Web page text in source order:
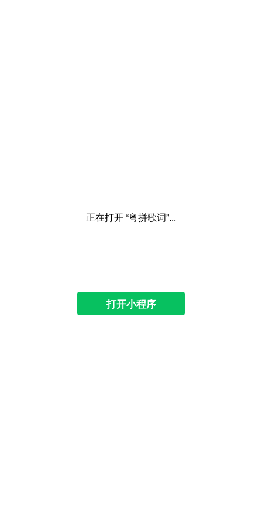
正在打开 “粤拼歌词”...
打开小程序